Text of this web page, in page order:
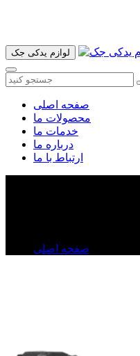
لوازم یدکی جک
صفحه اصلی
محصولات ما
خدمات ما
درباره ما
ارتباط با ما
صفحه اصلی